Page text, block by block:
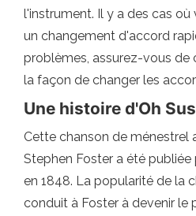
l'instrument. Il y a des cas
un changement d'accord
problèmes, assurez-vous de
la façon de changer les
Une histoire d'Oh
Cette chanson de ménestrel
Stephen Foster a été
en 1848. La popularité de la
conduit à Foster à devenir le